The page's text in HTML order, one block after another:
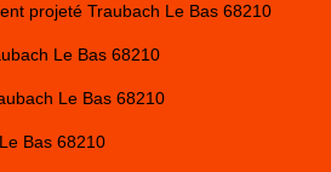
projeté Traubach Le Bas 68210
Le Bas 68210
Le Bas 68210
Bas 68210